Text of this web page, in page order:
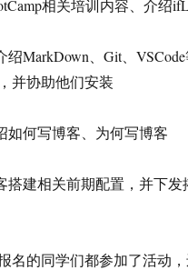
相关培训内容、介绍
绍MarkDown、Git、
并协助他们安装
如何写博客、为何写博客
搭建相关前期配置，并下发
名的同学们都参加了活动